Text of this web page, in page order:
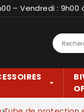
– Vendredi : 9h00